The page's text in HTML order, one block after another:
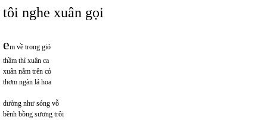
tôi nghe xuân gọi
em về trong gió
thầm thì xuân ca
xuân nằm trên cỏ
thơm ngàn lá hoa
dường như sóng vỗ
bềnh bồng sương trôi